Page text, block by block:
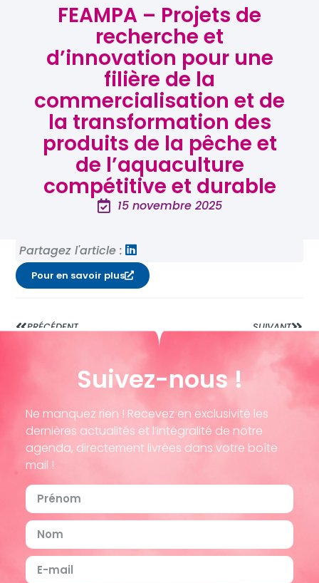
FEAMPA – Projets de
recherche et
d’innovation pour une
filière de la
commercialisation et de
la transformation des
produits de la pêche et
de l’aquaculture
compétitive et durable
15 novembre 2025
Partagez l'article :
Pour en savoir plus
PRÉCÉDENT SUIVANT
Suivez-nous !
Ne manquez rien ! Recevez en exclusivité les
dernières actualités et l’intégralité de notre
agenda, directement livrées dans votre boîte
mail !